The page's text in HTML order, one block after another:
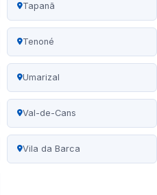
Tapanã
Tenoné
Umarizal
Val-de-Cans
Vila da Barca